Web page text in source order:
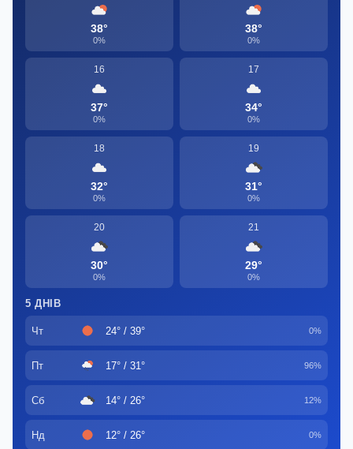
38°
0%
38°
0%
16
37°
0%
17
34°
0%
18
32°
0%
19
31°
0%
20
30°
0%
21
29°
0%
5 ДНІВ
Чт 24° / 39° 0%
Пт 17° / 31° 96%
Сб 14° / 26° 12%
Нд 12° / 26° 0%